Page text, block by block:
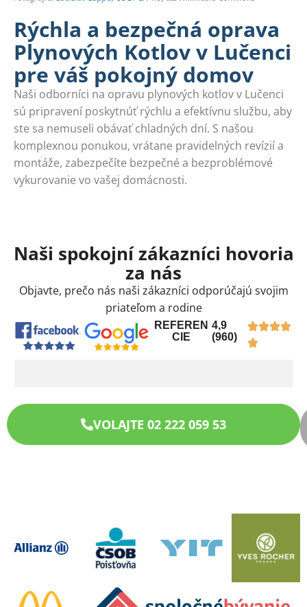
Rýchla a bezpečná oprava
Plynových Kotlov v Lučenci
pre váš pokojný domov
Naši odborníci na opravu plynových kotlov v Lučenci
sú pripravení poskytnúť rýchlu a efektívnu službu, aby
ste sa nemuseli obávať chladných dní. S našou
komplexnou ponukou, vrátane pravidelných revízií a
montáže, zabezpečíte bezpečné a bezproblémové
vykurovanie vo vašej domácnosti.
Naši spokojní zákazníci hovoria
za nás
Objavte, prečo nás naši zákazníci odporúčajú svojim
priateľom a rodine
REFEREN
CIE
4,9
(960)
VOLAJTE 02 222 059 53